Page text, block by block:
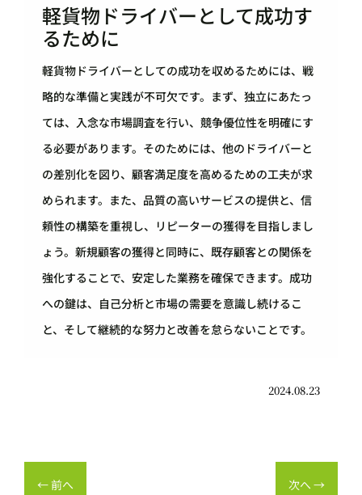
軽貨物ドライバーとして成功す
るために
軽貨物ドライバーとしての成功を収めるためには、戦
略的な準備と実践が不可欠です。まず、独立にあたっ
ては、入念な市場調査を行い、競争優位性を明確にす
る必要があります。そのためには、他のドライバーと
の差別化を図り、顧客満足度を高めるための工夫が求
められます。また、品質の高いサービスの提供と、信
頼性の構築を重視し、リピーターの獲得を目指しまし
ょう。新規顧客の獲得と同時に、既存顧客との関係を
強化することで、安定した業務を確保できます。成功
への鍵は、自己分析と市場の需要を意識し続けるこ
と、そして継続的な努力と改善を怠らないことです。
2024.08.23
←前へ 次へ →